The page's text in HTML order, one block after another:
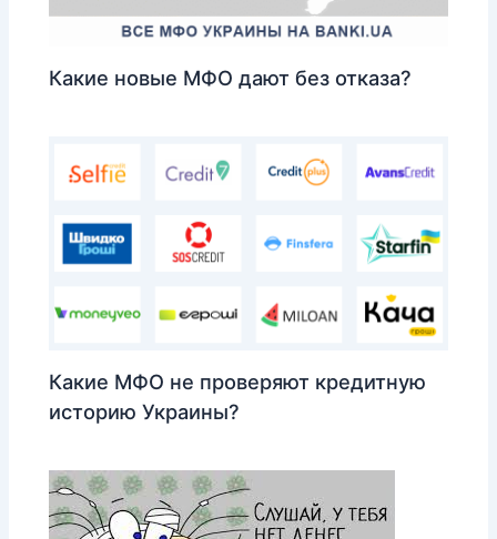
Какие новые МФО дают без отказа?
Какие МФО не проверяют кредитную
историю Украины?